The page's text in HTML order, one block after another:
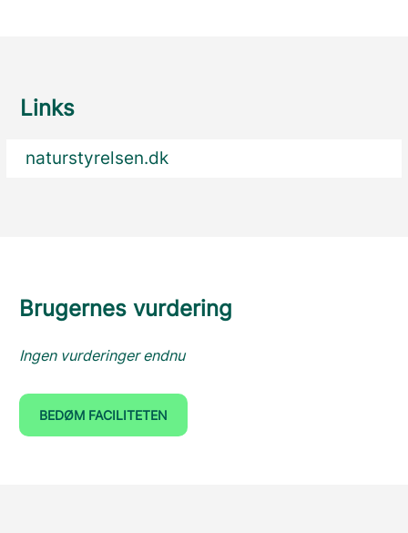
Links
naturstyrelsen.dk
Brugernes vurdering
Ingen vurderinger endnu
BEDØM FACILITETEN